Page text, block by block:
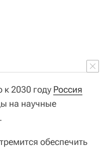
к 2030 году Россия
на научные
обеспечить